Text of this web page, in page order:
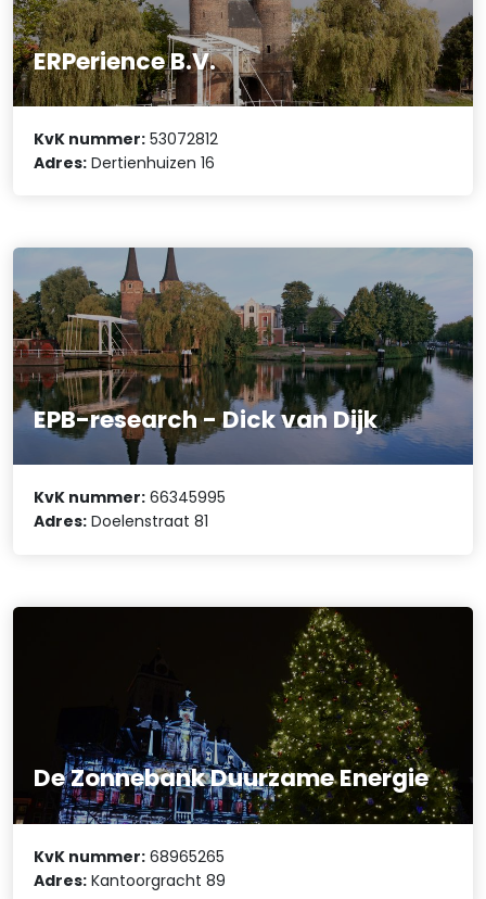
ERPerience B.V.
KvK nummer: 53072812
Adres: Dertienhuizen 16
EPB-research - Dick van Dijk
KvK nummer: 66345995
Adres: Doelenstraat 81
De Zonnebank Duurzame Energie
KvK nummer: 68965265
Adres: Kantoorgracht 89